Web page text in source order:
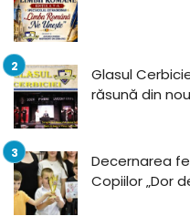
Glasul
răsună din nou
Decernarea
Copiilor „Dor